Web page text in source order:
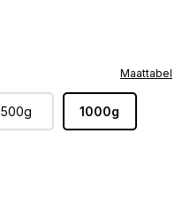
500g 1000g
Maattabel